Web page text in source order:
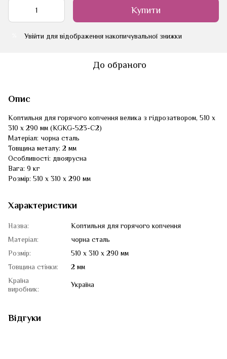
Купити
Увійти для відображення накопичувальної знижки
До обраного
Опис
Коптильня для горячого копчення велика з гідрозатвором, 510 х
310 х 290 мм (KGKG-523-C2)
Матеріал: чорна сталь
Товщина металу: 2 мм
Особливості: двоярусна
Вага: 9 кг
Розмір: 510 х 310 х 290 мм
Характеристики
Назва:
Коптильня для горячого копчення
Матеріал:
чорна сталь
Розмір:
510 х 310 х 290 мм
Товщина стінки:
2 мм
Країна
виробник:
Україна
Відгуки